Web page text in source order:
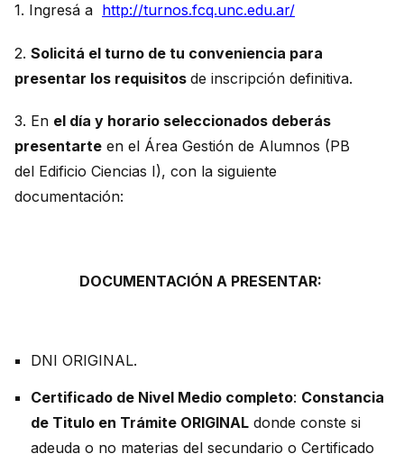
1. Ingresá a http://turnos.fcq.unc.edu.ar/
2. Solicitá el turno de tu conveniencia para
presentar los requisitos de inscripción definitiva.
3. En el día y horario seleccionados deberás
presentarte en el Área Gestión de Alumnos (PB
del Edificio Ciencias I), con la siguiente
documentación:
DOCUMENTACIÓN A PRESENTAR:
DNI ORIGINAL.
Certificado de Nivel Medio completo: Constancia
de Titulo en Trámite ORIGINALdonde conste si
adeuda o no materias del secundario o Certificado